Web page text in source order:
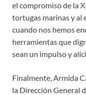
el compromiso de la
tortugas marinas y al
cuando nos hemos
herramientas que
sean un impulso y
Finalmente, Armida
la Dirección General